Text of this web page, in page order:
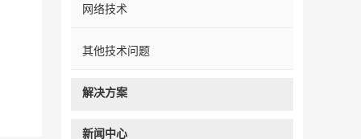
网络技术
其他技术问题
解决方案
新闻中心